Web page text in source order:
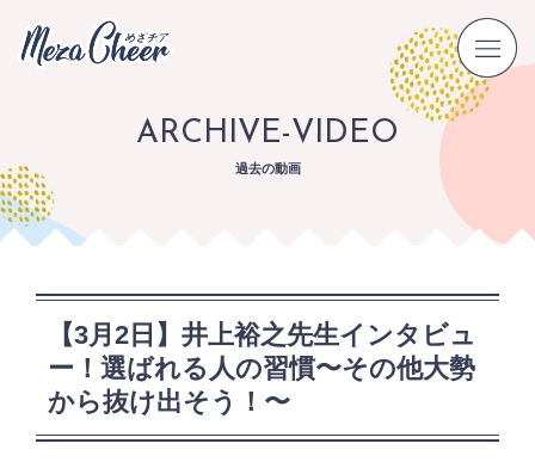
ARCHIVE-VIDEO
過去の動画
【3月2日】井上裕之先生インタビュ
ー！選ばれる人の習慣〜その他大勢
から抜け出そう！〜